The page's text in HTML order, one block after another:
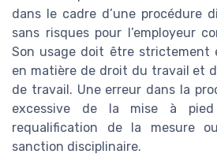
dans le cadre d’une procédure
sans risques pour l’employeur
Son usage doit être strictement
en matière de droit du travail et
de travail. Une erreur dans la
excessive de la mise à
requalification de la mesure
sanction disciplinaire.